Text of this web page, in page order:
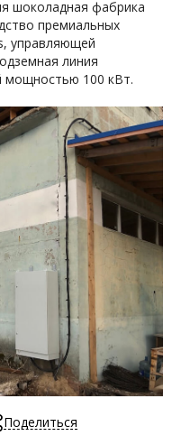
шоколадная фабрика
премиальных
управляющей
линия
мощностью 100 кВт.
Поделиться